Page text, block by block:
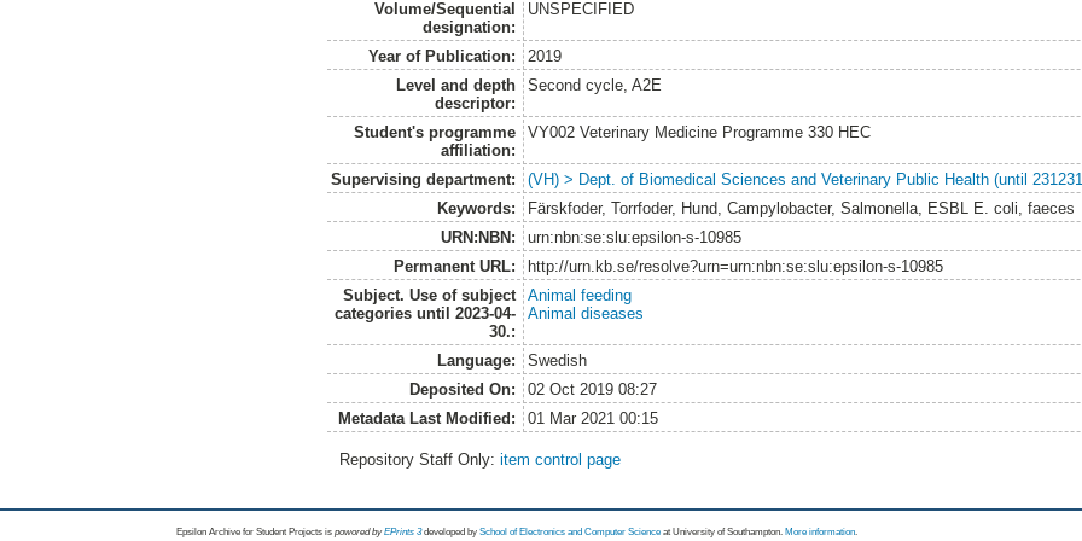
Volume/Sequential
designation:
UNSPECIFIED
Year of Publication:
2019
Level and depth
descriptor:
Second cycle, A2E
Student's programme
affiliation:
VY002 Veterinary Medicine Programme 330 HEC
Supervising department:
(VH) > Dept. of Biomedical Sciences and Veterinary Public Health (until
Keywords:
Färskfoder, Torrfoder, Hund, Campylobacter, Salmonella, ESBL E. coli, faeces
URN:NBN:
urn:nbn:se:slu:epsilon-s-10985
Permanent URL:
http://urn.kb.se/resolve?urn=urn:nbn:se:slu:epsilon-s-10985
Subject. Use of subject
categories until 2023-04-
30.:
Animal feeding
Animal diseases
Language:
Swedish
Deposited On:
02 Oct 2019 08:27
Metadata Last Modified:
01 Mar 2021 00:15
Repository Staff Only:item control page
Epsilon Archive for Student Projects is powored byEPrints 3 developed by School of Electronics and Computer Science at University of Southampton. More information.